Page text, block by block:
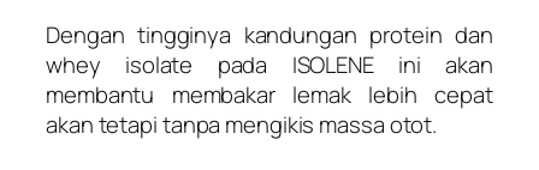
Dengan tingginya kandungan protein dan
whey isolate pada ISOLENE ini akan
membantu membakar lemak lebih cepat
akan tetapi tanpa mengikis massa otot.